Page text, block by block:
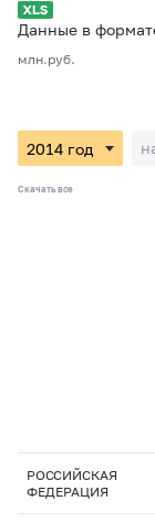
Данные в
млн.руб.
Скачать все
РОССИЙСКАЯ
ФЕДЕРАЦИЯ